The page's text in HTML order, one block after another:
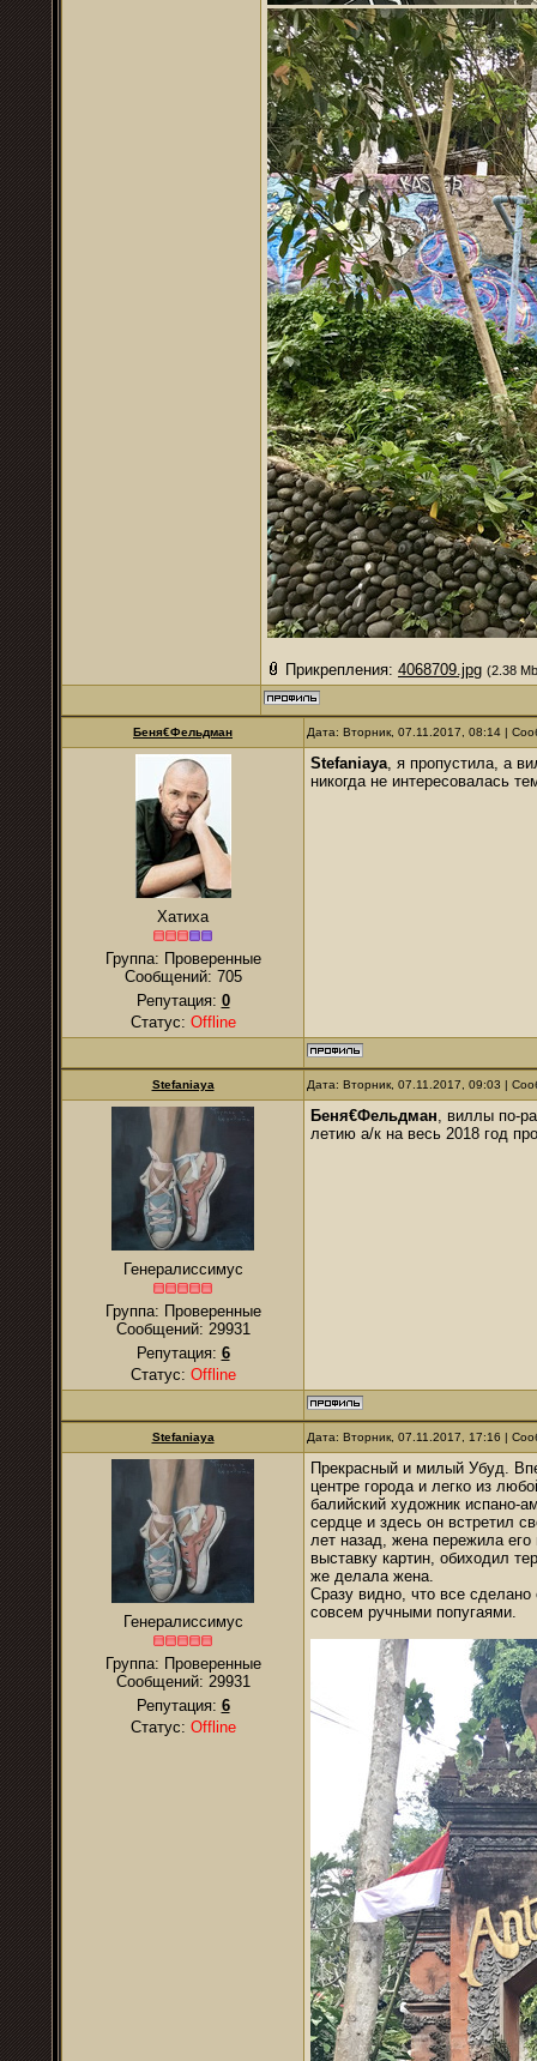
Прикрепления: 4068709.jpg (2.38
Беня€Фельдман Дата: Вторник, 07.11.2017, 08:14 |
Хатиха
Группа: Проверенные
Сообщений: 705
Репутация: 0
Статус: Offline
Stefaniaya, я пропустила, а
никогда не интересовалась
Stefaniaya Дата: Вторник, 07.11.2017, 09:03 |
Генералиссимус
Группа: Проверенные
Сообщений: 29931
Репутация: 6
Статус: Offline
Беня€Фельдман, виллы по-
летию а/к на весь 2018 год
Stefaniaya Дата: Вторник, 07.11.2017, 17:16 |
Генералиссимус
Группа: Проверенные
Сообщений: 29931
Репутация: 6
Статус: Offline
Прекрасный и милый Убуд.
центре города и легко из
балийский художник испано-
сердце и здесь он встретил
лет назад, жена пережила
выставку картин, обиходил
же делала жена.
Сразу видно, что все
совсем ручными попугаями.